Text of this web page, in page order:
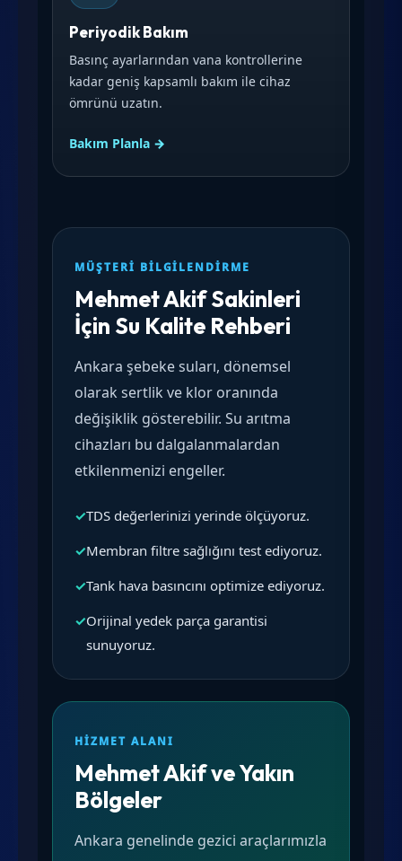
Periyodik Bakım
Basınç ayarlarından vana kontrollerine
kadar geniş kapsamlı bakım ile cihaz
ömrünü uzatın.
Bakım Planla →
MÜŞTERI BILGILENDIRME
Mehmet Akif Sakinleri
İçin Su Kalite Rehberi
Ankara şebeke suları, dönemsel
olarak sertlik ve klor oranında
değişiklik gösterebilir. Su arıtma
cihazları bu dalgalanmalardan
etkilenmenizi engeller.
✓TDS değerlerinizi yerinde ölçüyoruz.
✓Membran filtre sağlığını test ediyoruz.
✓Tank hava basıncını optimize ediyoruz.
✓Orijinal yedek parça garantisi
sunuyoruz.
HIZMET ALANI
Mehmet Akif ve Yakın
Bölgeler
Ankara genelinde gezici araçlarımızla